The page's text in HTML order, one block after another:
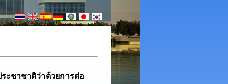
ะชาชาติว่าด้วยการต่อ